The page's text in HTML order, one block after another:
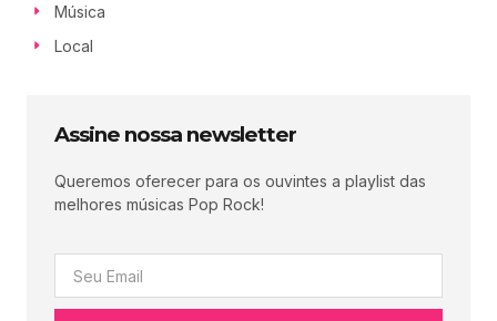
Música
Local
Assine nossa newsletter
Queremos oferecer para os ouvintes a playlist das
melhores músicas Pop Rock!